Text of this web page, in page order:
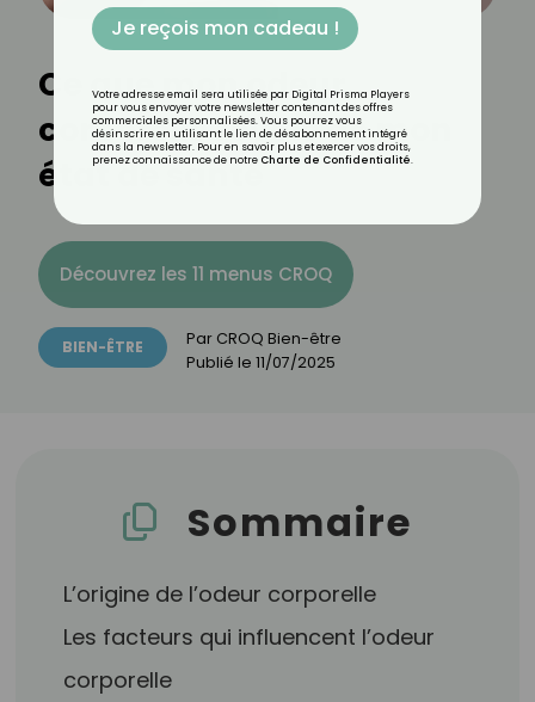
Ce que mon odeur
corporelle révèle de mon
état de santé
Découvrez les 11 menus CROQ
BIEN-ÊTRE Par CROQ Bien-être
Publié le 11/07/2025
Sommaire
L’origine de l’odeur corporelle
Les facteurs qui influencent l’odeur
corporelle
Je reçois mon cadeau !
Votre adresse email sera utilisée par Digital Prisma Players
pour vous envoyer votre newsletter contenant des offres
commerciales personnalisées. Vous pourrez vous
désinscrire en utilisant le lien de désabonnement intégré
dans la newsletter. Pour en savoir plus et exercer vos droits,
prenez connaissance de notre Charte de Confidentialité.